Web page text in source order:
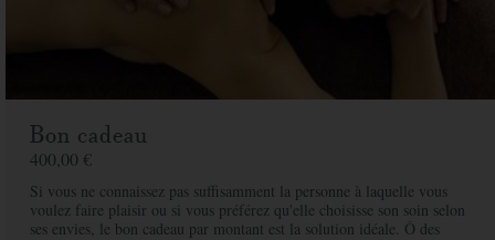
Bon cadeau
400,00 €
Si vous ne connaissez pas suffisamment la personne à laquelle vous
voulez faire plaisir ou si vous préférez qu'elle choisisse son soin selon
ses envies, le bon cadeau par montant est la solution idéale. Ô des